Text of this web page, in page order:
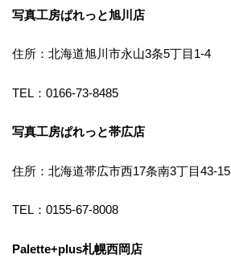
写真工房ぱれっと旭川店
住所：北海道旭川市永山3条5丁目1-4
TEL：0166-73-8485
写真工房ぱれっと帯広店
住所：北海道帯広市西17条南3丁目43-15
TEL：0155-67-8008
Palette+plus札幌西岡店